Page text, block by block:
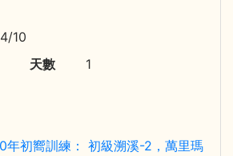
10
1
年初嚮訓練： 初級溯溪-2，萬里瑪